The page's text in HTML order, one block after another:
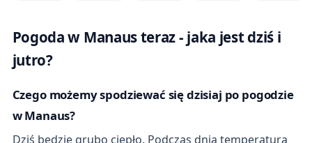
Pogoda w Manaus teraz - jaka jest dziś i
jutro?
Czego możemy spodziewać się dzisiaj po pogodzie
w Manaus?
Dziś będzie grubo ciepło. Podczas dnia temperatura